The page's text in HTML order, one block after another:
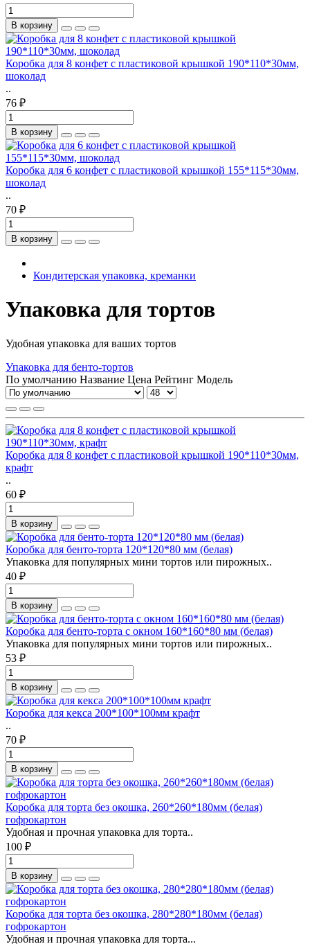
В корзину
Коробка для 8 конфет с пластиковой крышкой 190*110*30мм,
шоколад
..
76 ₽
В корзину
Коробка для 6 конфет с пластиковой крышкой 155*115*30мм,
шоколад
..
70 ₽
В корзину
Кондитерская упаковка, креманки
Упаковка для тортов
Удобная упаковка для ваших тортов
Упаковка для бенто-тортов
По умолчанию Название Цена Рейтинг Модель
Коробка для 8 конфет с пластиковой крышкой 190*110*30мм,
крафт
..
60 ₽
В корзину
Коробка для бенто-торта 120*120*80 мм (белая)
Упаковка для популярных мини тортов или пирожных..
40 ₽
В корзину
Коробка для бенто-торта с окном 160*160*80 мм (белая)
Упаковка для популярных мини тортов или пирожных..
53 ₽
В корзину
Коробка для кекса 200*100*100мм крафт
..
70 ₽
В корзину
Коробка для торта без окошка, 260*260*180мм (белая)
гофрокартон
Удобная и прочная упаковка для торта..
100 ₽
В корзину
Коробка для торта без окошка, 280*280*180мм (белая)
гофрокартон
Удобная и прочная упаковка для торта...